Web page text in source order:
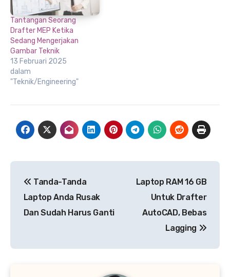
Tantangan Seorang
Drafter MEP Ketika
Sedang Mengerjakan
Gambar Teknik
13 Februari 2025
dalam
"Teknik/Engineering"
pos
Tanda-Tanda
Laptop Anda Rusak
Dan Sudah Harus Ganti
Laptop RAM 16 GB
Untuk Drafter
AutoCAD, Bebas
Lagging